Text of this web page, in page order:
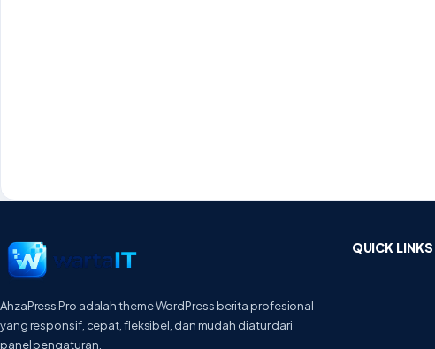
AhzaPress Pro adalah theme WordPress berita profesional
yang responsif, cepat, fleksibel, dan mudah diatur dari
panel pengaturan.
QUICK LINKS